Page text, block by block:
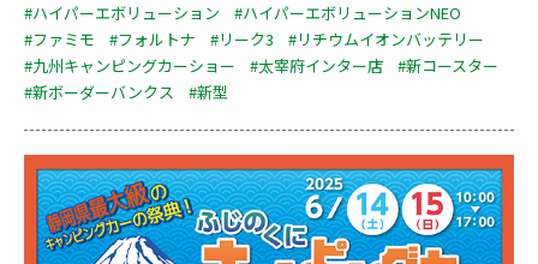
#ハイパーエボリューション
#ハイパーエボリューションNEO
#ファミモ
#フォルトナ #リーク3
#リチウムイオンバッテリー
#九州キャンピングカーショー
#太宰府インター店
#新コースター
#新ボーダーバンクス
#新型